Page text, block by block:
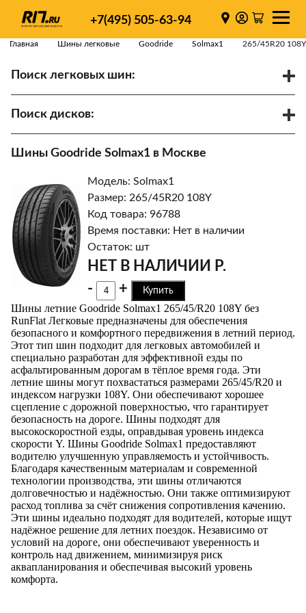
+7(495) 505-63-94
Главная Шины легковые Goodride Solmax1 265/45R20 108Y
Поиск легковых шин:
Поиск дисков:
Найти
Шины Goodride Solmax1 в Москве
Модель: Solmax1
Размер: 265/45R20 108Y
Код товара: 96788
Время поставки: Нет в наличии
Остаток: шт
НЕТ В НАЛИЧИИ Р.
-
+ Купить
Шины летние Goodride Solmax1 265/45/R20 108Y без
RunFlat Легковые предназначены для обеспечения
безопасного и комфортного передвижения в летний период.
Этот тип шин подходит для легковых автомобилей и
специально разработан для эффективной езды по
асфальтированным дорогам в тёплое время года. Эти
летние шины могут похвастаться размерами 265/45/R20 и
индексом нагрузки 108Y. Они обеспечивают хорошее
сцепление с дорожной поверхностью, что гарантирует
безопасность на дороге. Шины подходят для
высокоскоростной езды, оправдывая уровень индекса
скорости Y. Шины Goodride Solmax1 предоставляют
водителю улучшенную управляемость и устойчивость.
Благодаря качественным материалам и современной
технологии производства, эти шины отличаются
долговечностью и надёжностью. Они также оптимизируют
расход топлива за счёт снижения сопротивления качению.
Эти шины идеально подходят для водителей, которые ищут
надёжное решение для летних поездок. Независимо от
условий на дороге, они обеспечивают уверенность и
контроль над движением, минимизируя риск
аквапланирования и обеспечивая высокий уровень
комфорта.